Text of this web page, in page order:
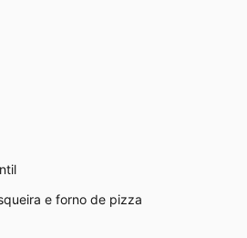
e forno de pizza